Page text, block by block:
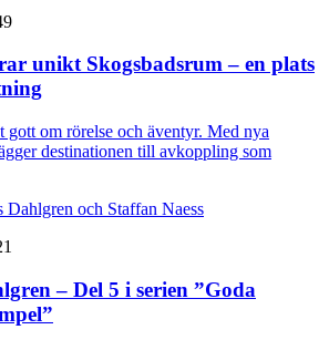
unikt Skogsbadsrum – en plats
gott om rörelse och äventyr. Med nya
destinationen till avkoppling som
– Del 5 i serien ”Goda